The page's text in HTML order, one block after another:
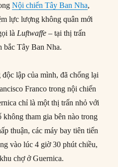
Nội chiến Tây Ban Nha,
lực lượng không quân mới
là Luftwaffe – tại thị trấn
bắc Tây Ban Nha.
lập của mình, đã chống lại
Franco trong nội chiến
chỉ là một thị trấn nhỏ với
không tham gia bên nào trong
thuận, các máy bay tiên tiến
vào lúc 4 giờ 30 phút chiều,
chợ ở Guernica.